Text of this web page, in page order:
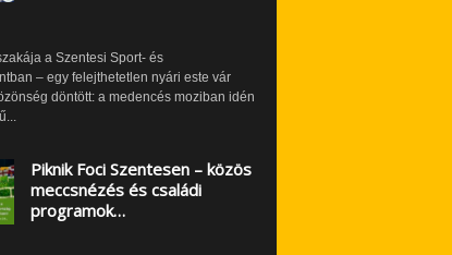
a Szentesi Sport- és
– egy felejthetetlen nyári este vár
döntött: a medencés moziban idén
Piknik Foci Szentesen – közös
meccsnézés és családi
programok…